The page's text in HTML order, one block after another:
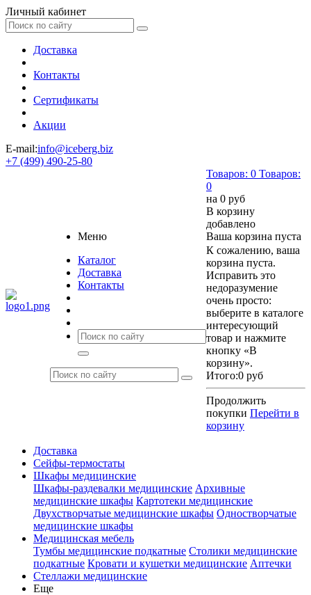
Личный кабинет
Доставка
Контакты
Сертификаты
Акции
E-mail:info@iceberg.biz
+7 (499) 490-25-80
Меню
Каталог
Доставка
Контакты
Товаров: 0 Товаров:
0
на 0 руб
В корзину
добавлено
Ваша корзина пуста
К сожалению, ваша
корзина пуста.
Исправить это
недоразумение
очень просто:
выберите в каталоге
интересующий
товар и нажмите
кнопку «В
корзину».
Итого:0 руб
Продолжить
покупки Перейти в
корзину
Доставка
Сейфы-термостаты
Шкафы медицинские
Шкафы-раздевалки медицинские Архивные
медицинские шкафы Картотеки медицинские
Двухстворчатые медицинские шкафы Одностворчатые
медицинские шкафы
Медицинская мебель
Тумбы медицинские подкатные Столики медицинские
подкатные Кровати и кушетки медицинские Аптечки
Стеллажи медицинские
Еще